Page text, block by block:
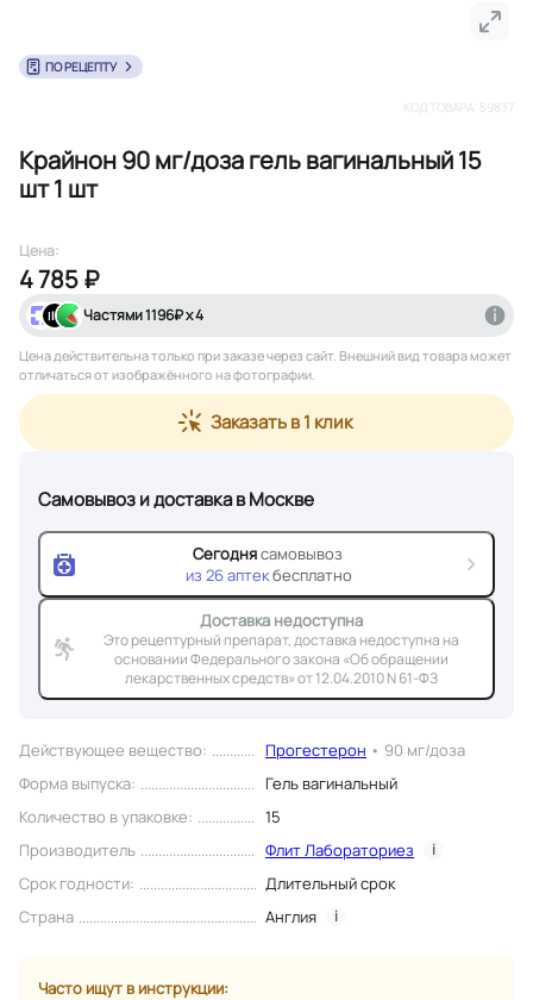
Крайнон 90 мг/доза гель вагинальный 15
шт 1 шт
ПО РЕЦЕПТУ
Действующее вещество: Прогестерон • 90 мг/доза
Форма выпуска:
Гель вагинальный
Количество в упаковке:
15
Производитель
Флит Лабораториез i
Срок годности:
Длительный срок
Страна
Англия i
Часто ищут в инструкции:
Цена:
4 785 ₽
Частями1196₽ х 4
Цена действительна только при заказе через сайт. Внешний вид товара может
отличаться от изображённого на фотографии.
Заказать в 1 клик
Самовывоз и доставкав Москве
Сегоднясамовывоз
из 26аптекбесплатно
Доставка недоступна
Это рецептурный препарат, доставка недоступна на
основании Федерального закона «Об обращении
лекарственных средств» от 12.04.2010 N 61-ФЗ